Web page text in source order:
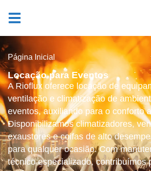
Página Inicial
Locação para Eventos
A Rioflux oferece locação de
ventilação e climatização de
eventos, auxiliando para o conforto
Disponibilizamos climatizadores,
exaustores e coifas de alto
para qualquer ocasião. Com
técnico especializado, contribuímos